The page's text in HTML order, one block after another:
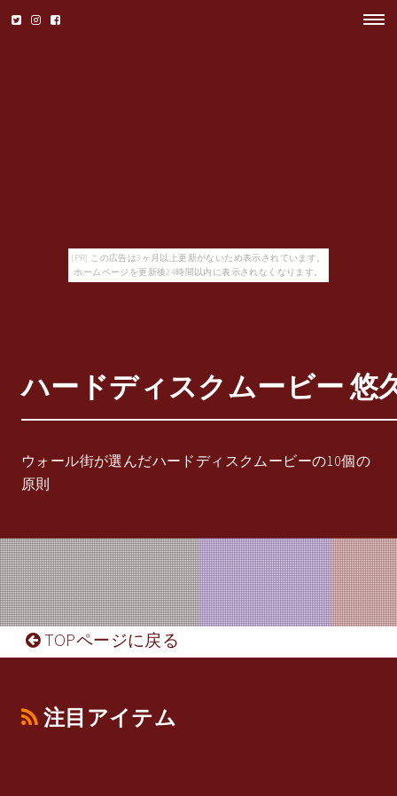
[PR] この広告は3ヶ月以上更新がないため表示されています。
ホームページを更新後24時間以内に表示されなくなります。
ハードディスクムービー 悠
ウォール街が選んだハードディスクムービーの10個の
原則
TOPページに戻る
注目アイテム